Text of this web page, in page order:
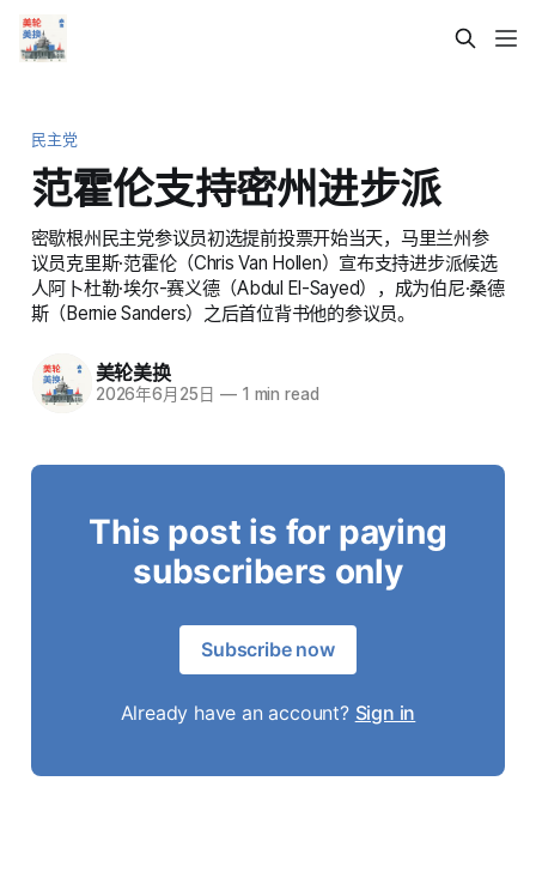
民主党
范霍伦支持密州进步派
密歇根州民主党参议员初选提前投票开始当天，马里兰州参
议员克里斯·范霍伦（Chris Van Hollen）宣布支持进步派候选
人阿卜杜勒·埃尔-赛义德（Abdul El-Sayed），成为伯尼·桑德
斯（Bernie Sanders）之后首位背书他的参议员。
美轮美换
2026年6月25日 —1 min read
This post is for paying
subscribers only
Subscribe now
Already have an account? Sign in